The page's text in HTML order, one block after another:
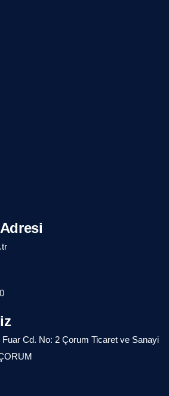
Cd. No: 2 Çorum Ticaret ve Sanayi